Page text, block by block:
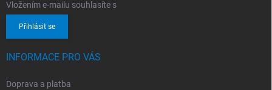
Vložením e-mailu souhlasíte s
Přihlásit se
INFORMACE PRO VÁS
Doprava a platba